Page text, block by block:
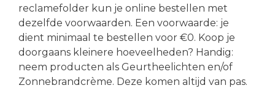
reclamefolder kun je online bestellen met
dezelfde voorwaarden. Een voorwaarde: je
dient minimaal te bestellen voor €0. Koop je
doorgaans kleinere hoeveelheden? Handig:
neem producten als Geurtheelichten en/of
Zonnebrandcrème. Deze komen altijd van pas.